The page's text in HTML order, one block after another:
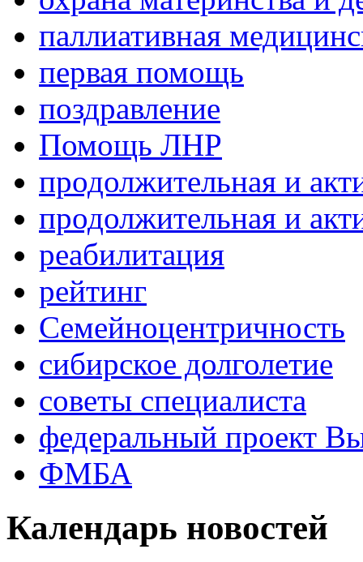
паллиативная
первая помощь
поздравление
Помощь ЛНР
продолжительная и
продолжительная и
реабилитация
рейтинг
Семейноцентричность
сибирское долголетие
советы специалиста
федеральный проект
ФМБА
Календарь новостей